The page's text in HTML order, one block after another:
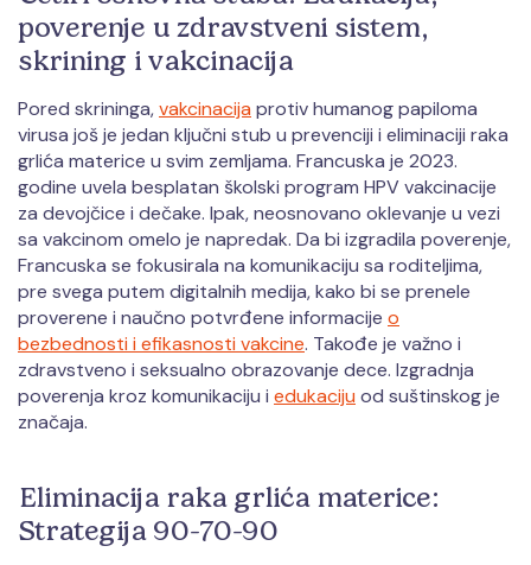
poverenje u zdravstveni sistem,
skrining i vakcinacija
Pored skrininga,vakcinacija protiv humanog papiloma
virusa još je jedan ključni stub u prevenciji i eliminaciji raka
grlića materice u svim zemljama. Francuska je 2023.
godine uvela besplatan školski program HPV vakcinacije
za devojčice i dečake. Ipak, neosnovano oklevanje u vezi
sa vakcinom omelo je napredak. Da bi izgradila poverenje,
Francuska se fokusirala na komunikaciju sa roditeljima,
pre svega putem digitalnih medija, kako bi se prenele
proverene i naučno potvrđene informacije o
bezbednosti i efikasnosti vakcine. Takođe je važno i
zdravstveno i seksualno obrazovanje dece. Izgradnja
poverenja kroz komunikaciju i edukaciju od suštinskog je
značaja.
Eliminacija raka grlića materice:
Strategija 90-70-90